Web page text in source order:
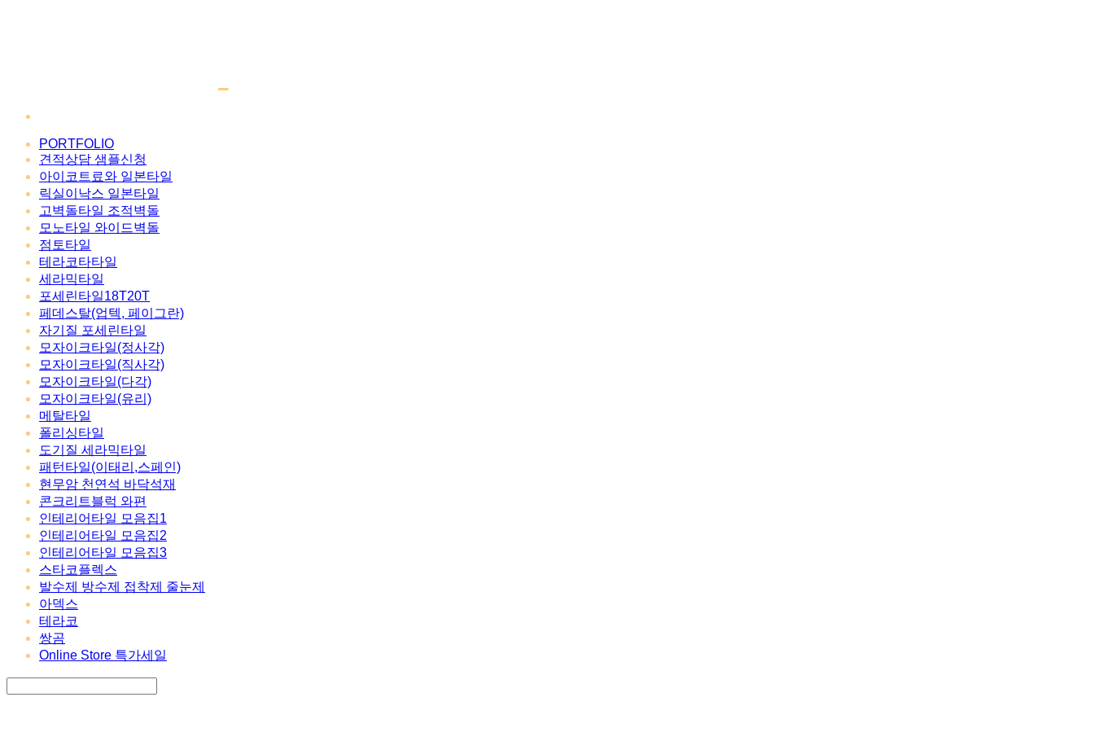
PORTFOLIO
견적상담 샘플신청
아이코트료와 일본타일
릭실이낙스 일본타일
고벽돌타일 조적벽돌
모노타일 와이드벽돌
점토타일
테라코타타일
세라믹타일
포세린타일18T20T
페데스탈(업텍, 페이그란)
자기질 포세린타일
모자이크타일(정사각)
모자이크타일(직사각)
모자이크타일(다각)
모자이크타일(유리)
메탈타일
폴리싱타일
도기질 세라믹타일
패턴타일(이태리,스페인)
현무암 천연석 바닥석재
콘크리트블럭 와편
인테리어타일 모음집1
인테리어타일 모음집2
인테리어타일 모음집3
스타코플렉스
발수제 방수제 접착제 줄눈제
아덱스
테라코
쌍곰
Online Store 특가세일